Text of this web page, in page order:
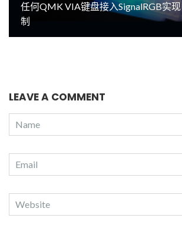
任何QMK VIA键盘接入SignalRGB实
制
LEAVE A COMMENT